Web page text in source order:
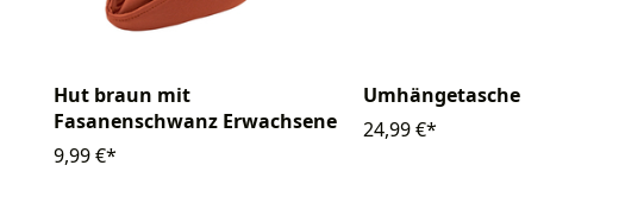
Hut braun mit
Fasanenschwanz Erwachsene
9,99 €*
Umhängetasche
24,99 €*